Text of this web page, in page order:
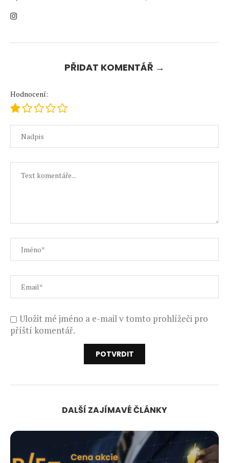
PŘIDAT KOMENTÁŘ →
Hodnocení:
Uložit mé jméno a e-mail v tomto prohlížeči pro
příští komentář.
DALŠÍ ZAJÍMAVÉ ČLÁNKY